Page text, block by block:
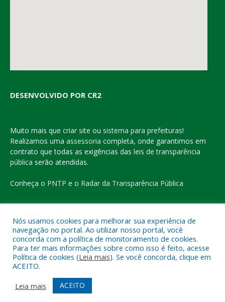
DESENVOLVIDO POR CR2
Muito mais que criar site ou sistema para prefeituras!
Realizamos uma assessoria completa, onde garantimos em
contrato que todas as exigências das leis de transparência
pública serão atendidas.
Conheça o PNTP e o Radar da Transparência Pública
Todos os direitos reservados a Prefeitura Municipal de Eldorado
do Carajás
Mapa do Site
Acessar o Webmail
Nós usamos cookies para melhorar sua experiência de
navegação no portal. Ao utilizar nosso portal, você
concorda com a política de monitoramento de cookies.
Para ter mais informações sobre como isso é feito, acesse
Política de cookies (Leia mais). Se você concorda, clique em
ACEITO.
Leia mais
ACEITO